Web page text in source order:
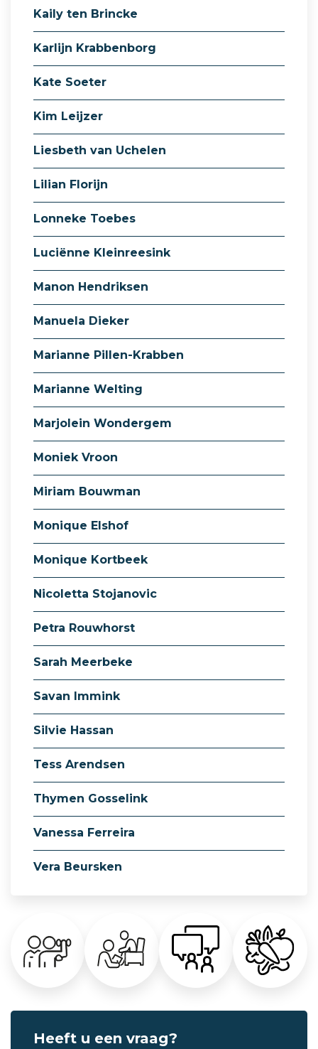
Kaily ten Brincke
Karlijn Krabbenborg
Kate Soeter
Kim Leijzer
Liesbeth van Uchelen
Lilian Florijn
Lonneke Toebes
Luciënne Kleinreesink
Manon Hendriksen
Manuela Dieker
Marianne Pillen-Krabben
Marianne Welting
Marjolein Wondergem
Moniek Vroon
Miriam Bouwman
Monique Elshof
Monique Kortbeek
Nicoletta Stojanovic
Petra Rouwhorst
Sarah Meerbeke
Savan Immink
Silvie Hassan
Tess Arendsen
Thymen Gosselink
Vanessa Ferreira
Vera Beursken
Heeft u een vraag?